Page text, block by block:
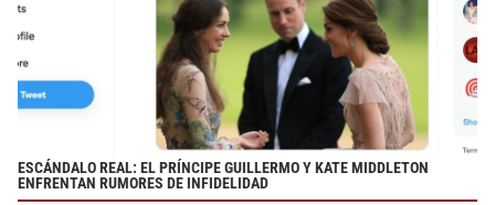
ESCÁNDALO REAL: EL PRÍNCIPE GUILLERMO Y KATE MIDDLETON
ENFRENTAN RUMORES DE INFIDELIDAD